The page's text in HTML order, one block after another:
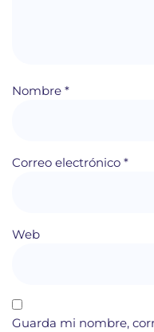
Nombre *
Correo electrónico *
Web
Guarda mi nombre,